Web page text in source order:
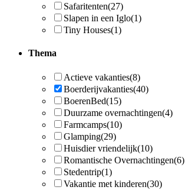
Safaritenten(27)
Slapen in een Iglo(1)
Tiny Houses(1)
Thema
Actieve vakanties(8)
Boerderijvakanties(40)
BoerenBed(15)
Duurzame overnachtingen(4)
Farmcamps(10)
Glamping(29)
Huisdier vriendelijk(10)
Romantische Overnachtingen(6)
Stedentrip(1)
Vakantie met kinderen(30)